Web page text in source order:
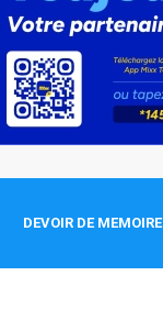
DEVOIR DE MEMOIRE